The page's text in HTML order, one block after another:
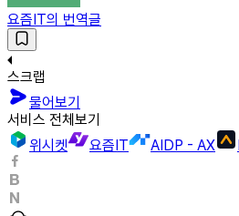
요즘IT의 번역글
스크랩
물어보기
서비스 전체보기
위시켓
요즘IT AIDP - AX